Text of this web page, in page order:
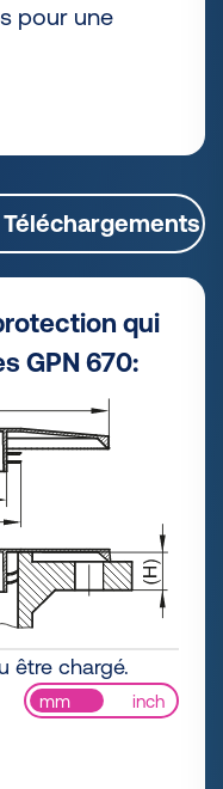
pour une
Téléchargements
qui
GPN 670:
être chargé.
mm inch